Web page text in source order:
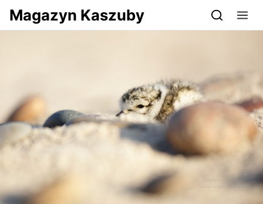
Przejdź do serwisu magazynkaszuby.pl
Magazyn Kaszuby